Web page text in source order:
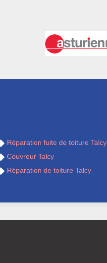
Réparation fuite de toiture Talcy
Couvreur Talcy
Réparation de toiture Talcy